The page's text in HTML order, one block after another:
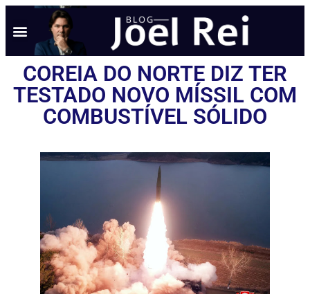
COREIA DO NORTE DIZ TER
TESTADO NOVO MÍSSIL COM
COMBUSTÍVEL SÓLIDO